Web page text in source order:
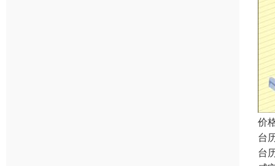
价
台
台